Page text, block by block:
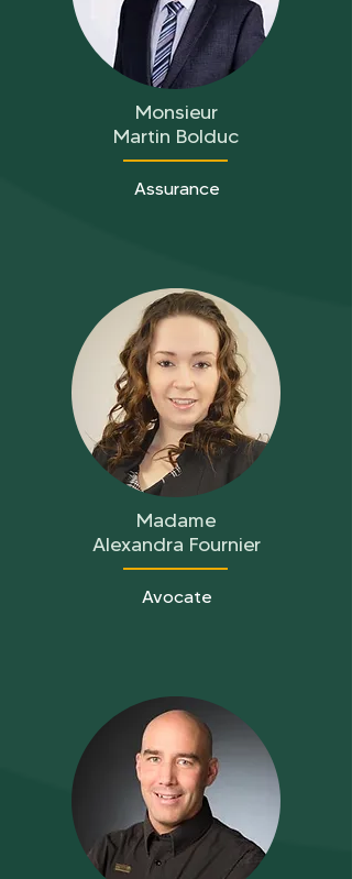
Monsieur
Martin Bolduc
Assurance
Madame
Alexandra Fournier
Avocate